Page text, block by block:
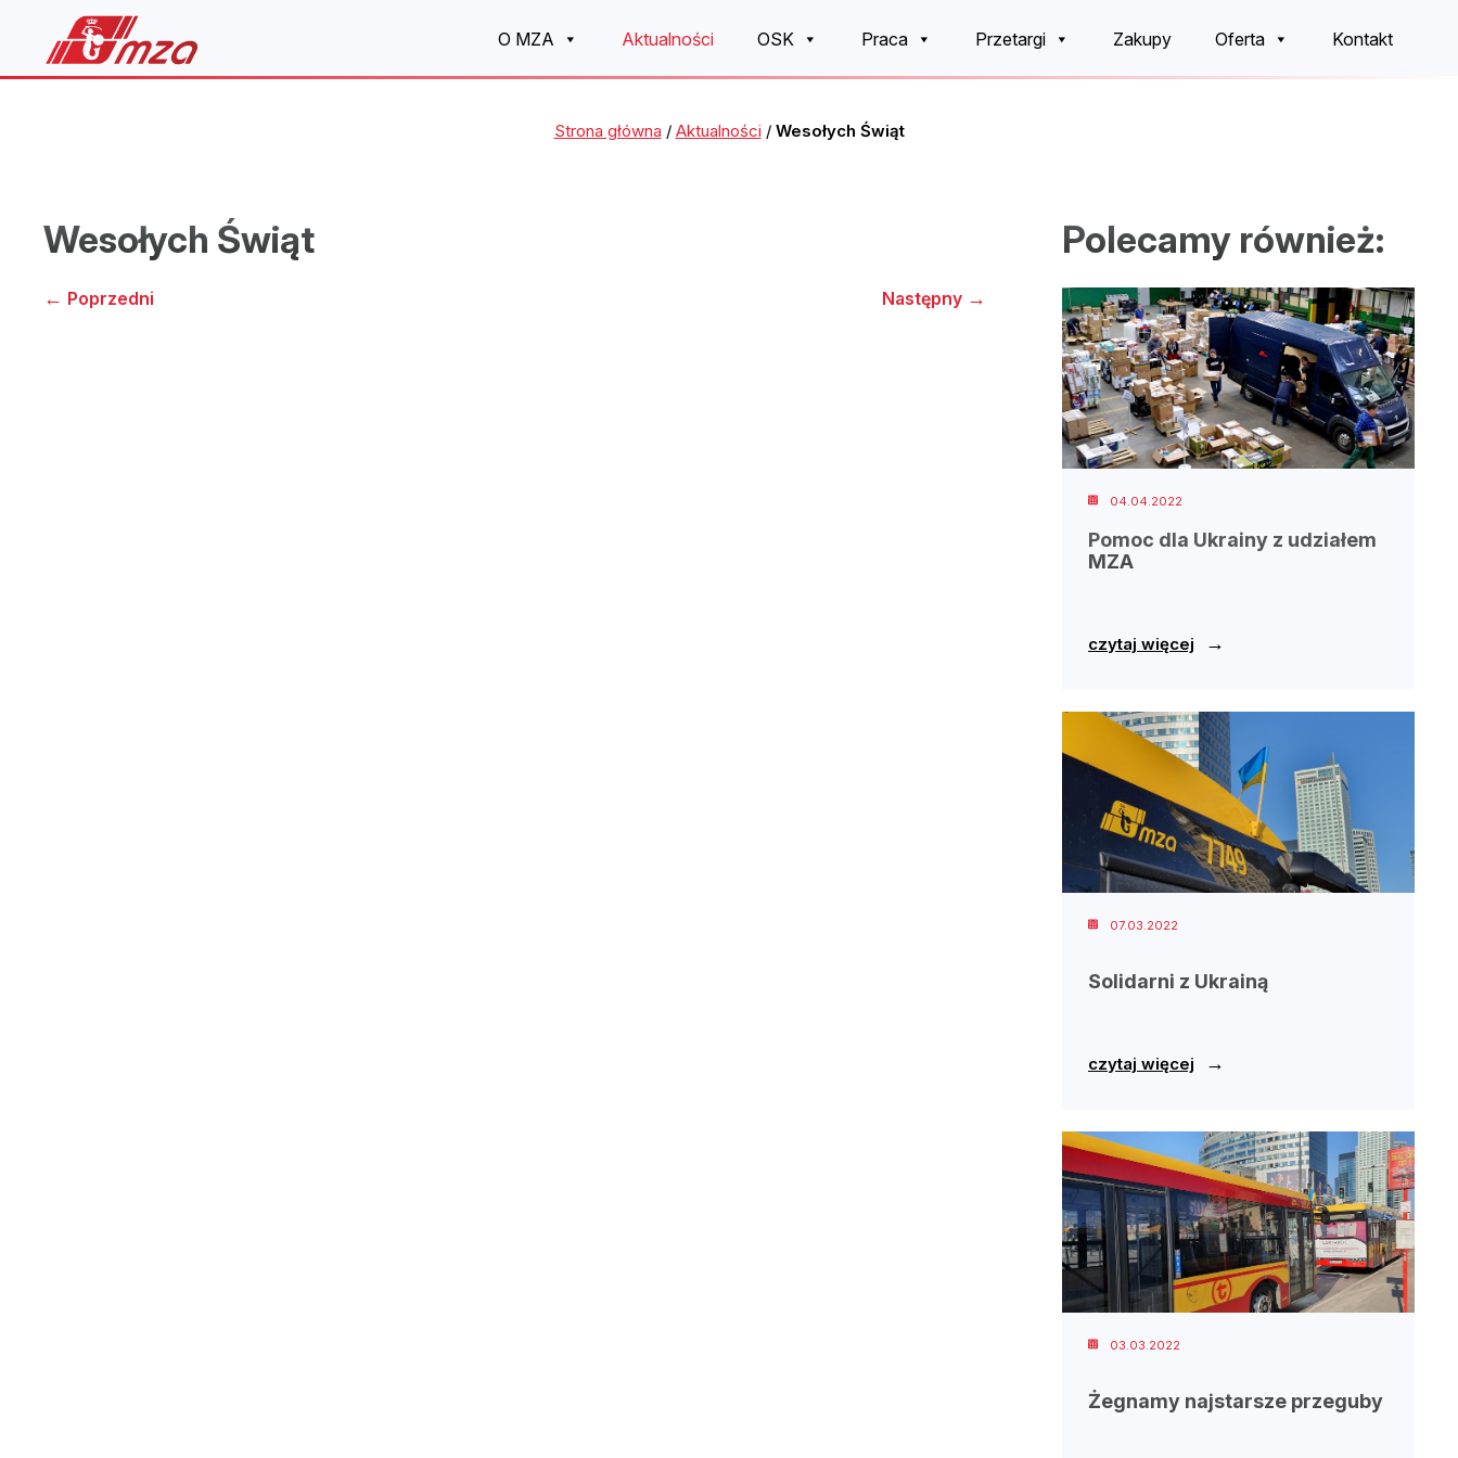
O MZA Aktualności OSK Praca Przetargi Zakupy Oferta Kontakt
Strona główna / Aktualności / Wesołych Świąt
Wesołych Świąt
← Poprzedni Następny →
Polecamy również:
04.04.2022
Pomoc dla Ukrainy z udziałem
MZA
czytaj więcej →
07.03.2022
Solidarni z Ukrainą
czytaj więcej →
03.03.2022
Żegnamy najstarsze przeguby